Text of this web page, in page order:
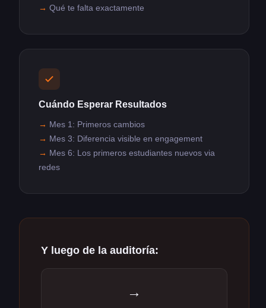
Qué te falta exactamente
Cuándo Esperar Resultados
Mes 1: Primeros cambios
Mes 3: Diferencia visible en engagement
Mes 6: Los primeros estudiantes nuevos via
redes
Y luego de la auditoría:
→